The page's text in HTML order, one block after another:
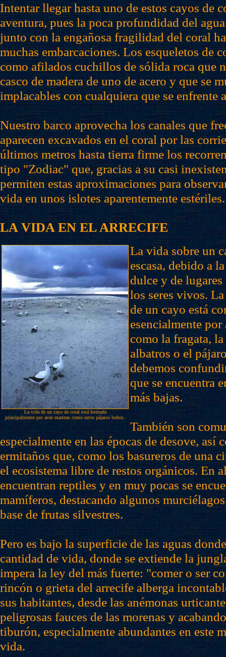
Intentar llegar hasta uno de estos cayos de
aventura, pues la poca profundidad del
junto con la engañosa fragilidad del coral
muchas embarcaciones. Los esqueletos de
como afilados cuchillos de sólida roca que
casco de madera de uno de acero y que se
implacables con cualquiera que se enfrente
Nuestro barco aprovecha los canales que
aparecen excavados en el coral por las
últimos metros hasta tierra firme los
tipo "Zodiac" que, gracias a su casi
permiten estas aproximaciones para
vida en unos islotes aparentemente estériles.
LA VIDA EN EL ARRECIFE
La vida de un cayo de coral está formada
principalmente por aves marinas como estos pájaros bobos.
La vida sobre un
escasa, debido a
dulce y de lugares
los seres vivos.
de un cayo está
esencialmente por
como la fragata,
albatros o el
debemos
que se encuentra
más bajas.
También son
especialmente en las épocas de desove, así
ermitaños que, como los basureros de una
el ecosistema libre de restos orgánicos. En
encuentran reptiles y en muy pocas se
mamíferos, destacando algunos
base de frutas silvestres.
Pero es bajo la superficie de las aguas
cantidad de vida, donde se extiende la
impera la ley del más fuerte: "comer o ser
rincón o grieta del arrecife alberga
sus habitantes, desde las anémonas
peligrosas fauces de las morenas y
tiburón, especialmente abundantes en este
vida.